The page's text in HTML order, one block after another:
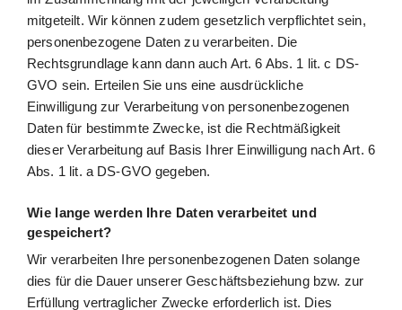
mitgeteilt. Wir können zudem gesetzlich verpflichtet sein,
personenbezogene Daten zu verarbeiten. Die
Rechtsgrundlage kann dann auch Art. 6 Abs. 1 lit. c DS-
GVO sein. Erteilen Sie uns eine ausdrückliche
Einwilligung zur Verarbeitung von personenbezogenen
Daten für bestimmte Zwecke, ist die Rechtmäßigkeit
dieser Verarbeitung auf Basis Ihrer Einwilligung nach Art. 6
Abs. 1 lit. a DS-GVO gegeben.
Wie lange werden Ihre Daten verarbeitet und
gespeichert?
Wir verarbeiten Ihre personenbezogenen Daten solange
dies für die Dauer unserer Geschäftsbeziehung bzw. zur
Erfüllung vertraglicher Zwecke erforderlich ist. Dies